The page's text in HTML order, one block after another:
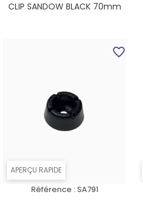
CLIP SANDOW BLACK 70mm
APERÇU RAPIDE
Référence : SA791
favorite_border